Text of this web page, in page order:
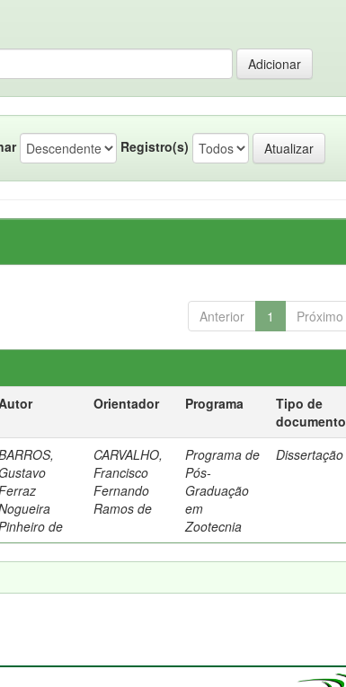
Registro(s)
Anterior 1 Próximo
Orientador Programa
Tipo de
documento
de
CARVALHO,
Francisco
Fernando
Ramos de
Programa de
Pós-
Graduação
em
Zootecnia
Dissertação